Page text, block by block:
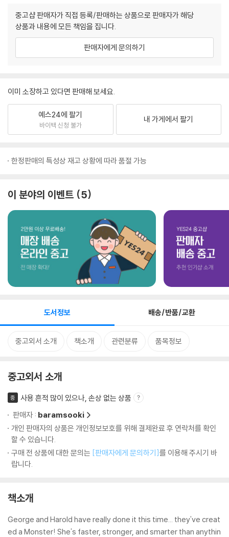
중고샵 판매자가 직접 등록/판매하는 상품으로 판매자가 해당
상품과 내용에 모든 책임을 집니다.
판매자에게 문의하기
이미 소장하고 있다면 판매해 보세요.
예스24에 팔기
바이백 신청 불가
내 가게에서 팔기
한정판매의 특성상 재고 상황에 따라 품절 가능
이 분야의 이벤트 5
도서정보 배송/반품/교환
중고외서 소개 책소개 관련분류 품목정보
중고외서 소개
중
사용 흔적 많이 있으나, 손상 없는 상품
판매자 : baramsooki
개인 판매자의 상품은 개인정보보호를 위해 결제완료 후 연락처를 확인
할 수 있습니다.
구매 전 상품에 대한 문의는 [판매자에게 문의하기]를 이용해 주시기 바
랍니다.
책소개
George and Harold have really done it this time... they've creat
ed a Monster! She's faster, stronger, and smarter than anythin